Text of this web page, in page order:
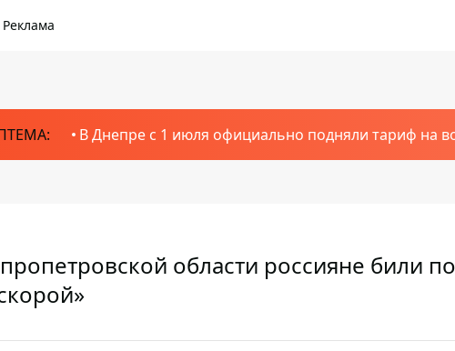
Реклама
В Днепре с 1 июля официально подняли тариф на
области россияне били